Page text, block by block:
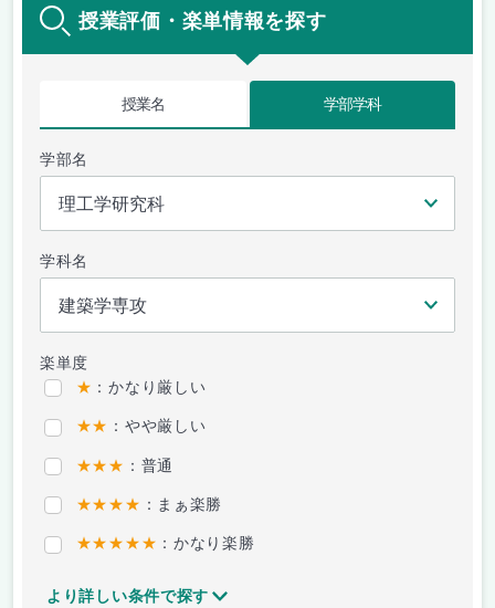
授業評価・楽単情報を探す
授業名 学部学科
学部名
学科名
楽単度
★ ：かなり厳しい
★★ ：やや厳しい
★★★ ：普通
★★★★ ：まぁ楽勝
★★★★★ ：かなり楽勝
より詳しい条件で探す